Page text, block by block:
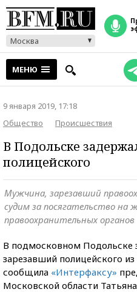
Москва
прямой
МЕНЮ
9 января 2019, 17:18
Общество
Происшествия
В Подольске
полицейского
Мужчина, зарезавший
судим за посягательство на
правоохранительных органов
В подмосковном Подольске
зарезавший полицейского
сообщила «Интерфаксу»
Московской области